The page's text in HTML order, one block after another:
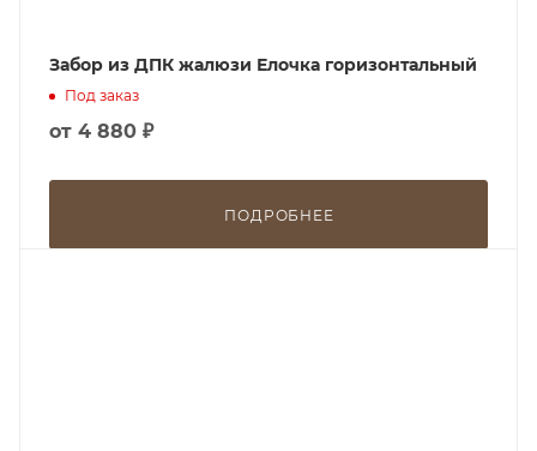
Забор из ДПК жалюзи Елочка горизонтальный
Под заказ
от 4 880 ₽
ПОДРОБНЕЕ